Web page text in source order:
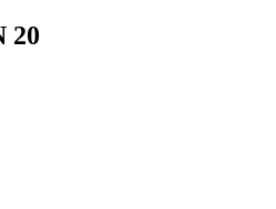
20